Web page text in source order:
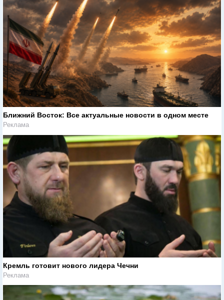
Ближний Восток: Все актуальные новости в одном месте
Реклама
Кремль готовит нового лидера Чечни
Реклама